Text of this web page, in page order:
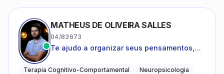
MATHEUS DE OLIVEIRA SALLES
04/83673
Te ajudo a organizar seus pensamentos,
clareza e sentido, com uma terapia
Terapia Cognitivo-Comportamental Neuropsicologia